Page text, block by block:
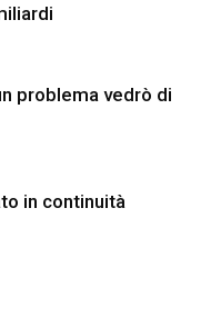
problema vedrò di
in continuità